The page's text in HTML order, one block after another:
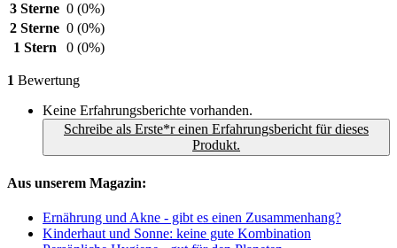
3 Sterne 0 (0%)
2 Sterne 0 (0%)
1 Stern
0 (0%)
1 Bewertung
Keine Erfahrungsberichte vorhanden.
Schreibe als Erste*r einen Erfahrungsbericht für dieses
Produkt.
Aus unserem Magazin:
Ernährung und Akne - gibt es einen Zusammenhang?
Kinderhaut und Sonne: keine gute Kombination